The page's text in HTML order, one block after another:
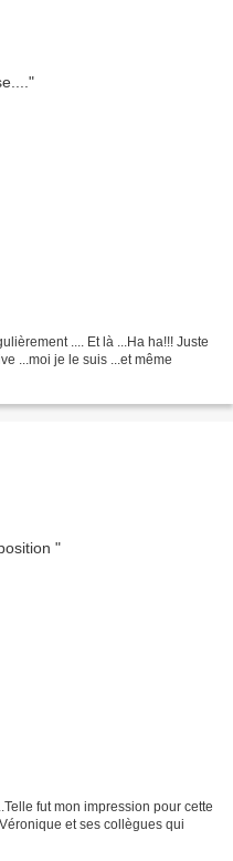
.... Et là ...Ha ha!!! Juste
...moi je le suis ...et même
fut mon impression pour cette
et ses collègues qui